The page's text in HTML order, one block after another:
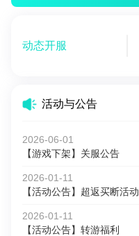
动态开服
活动与公告
2026-06-01
【游戏下架】关服公告
2026-01-11
【活动公告】超返买断活动
2026-01-11
【活动公告】转游福利